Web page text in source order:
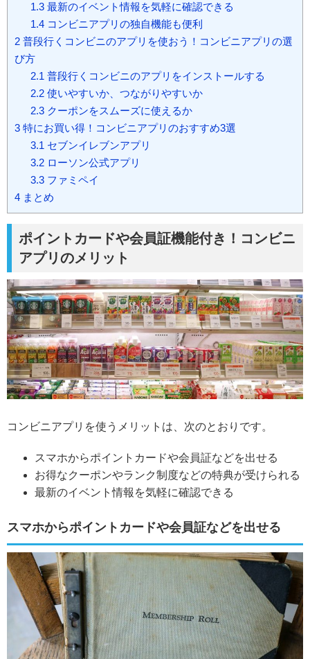
1.3最新のイベント情報を気軽に確認できる
1.4コンビニアプリの独自機能も便利
2 普段行くコンビニのアプリを使おう！コンビニアプリの選
び方
2.1 普段行くコンビニのアプリをインストールする
2.2使いやすいか、つながりやすいか
2.3クーポンをスムーズに使えるか
3 特にお買い得！コンビニアプリのおすすめ3選
3.1 セブンイレブンアプリ
3.2ローソン公式アプリ
3.3ファミペイ
4 まとめ
ポイントカードや会員証機能付き！コンビニ
アプリのメリット
コンビニアプリを使うメリットは、次のとおりです。
スマホからポイントカードや会員証などを出せる
お得なクーポンやランク制度などの特典が受けられる
最新のイベント情報を気軽に確認できる
スマホからポイントカードや会員証などを出せる